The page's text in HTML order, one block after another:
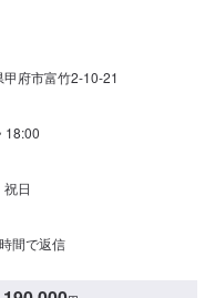
ります。【定休日・営業時
間：9:00~18:00
甲府市富竹2-10-21
18:00
祝日
間で返信